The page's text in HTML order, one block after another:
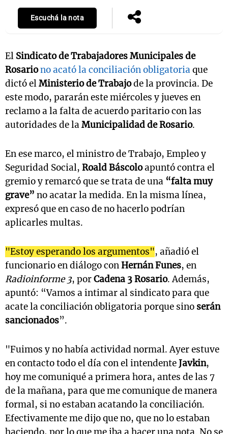
Escuchá la nota
El Sindicato de Trabajadores Municipales de
Rosariono acató la conciliación obligatoriaque
dictó elMinisterio de Trabajode la provincia. De
este modo, pararán este miércoles y jueves en
reclamo a la falta de acuerdo paritario con las
autoridades de laMunicipalidad de Rosario.
En ese marco, el ministro de Trabajo, Empleo y
Seguridad Social, Roald Báscoloapuntó contra el
gremio y remarcó que se trata de una “falta muy
grave” no acatar la medida. En la misma línea,
expresó que en caso de no hacerlo podrían
aplicarles multas.
"Estoy esperando los argumentos", añadió el
funcionario en diálogo conHernán Funes, en
Radioinforme 3, porCadena 3 Rosario. Además,
apuntó: “Vamos a intimar al sindicato para que
acate la conciliación obligatoria porque sino serán
sancionados”.
"Fuimos y no había actividad normal. Ayer estuve
en contacto todo el día con el intendenteJavkin,
hoy me comuniqué a primera hora, antes de las 7
de la mañana, para que me comunique de manera
formal, si no estaban acatando la conciliación.
Efectivamente me dijo que no, que no lo estaban
haciendo, por lo que me iba a hacer una nota. No se